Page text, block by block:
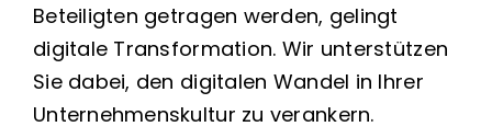
Beteiligten getragen werden, gelingt
digitale Transformation. Wir unterstützen
Sie dabei, den digitalen Wandel in Ihrer
Unternehmenskultur zu verankern.